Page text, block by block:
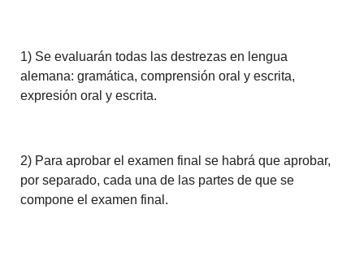
1) Se evaluarán todas las destrezas en lengua
alemana: gramática, comprensión oral y escrita,
expresión oral y escrita.
2) Para aprobar el examen final se habrá que aprobar,
por separado, cada una de las partes de que se
compone el examen final.